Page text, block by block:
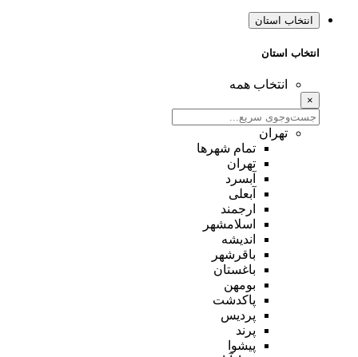
انتخاب استان
انتخاب استان
انتخاب همه
×
تهران
تمام شهر‌ها
تهران
آبسرد
آبعلی
ارجمند
اسلامشهر
اندیشه
باقرشهر
باغستان
بومهن
پاکدشت
پردیس
پرند
پیشوا